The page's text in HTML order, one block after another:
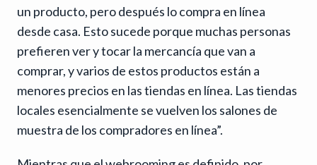
un producto, pero después lo compra en línea
desde casa. Esto sucede porque muchas personas
prefieren ver y tocar la mercancía que van a
comprar, y varios de estos productos están a
menores precios en las tiendas en línea. Las tiendas
locales esencialmente se vuelven los salones de
muestra de los compradores en línea”.